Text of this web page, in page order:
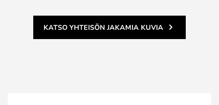
KATSO YHTEISÖN JAKAMIA KUVIA